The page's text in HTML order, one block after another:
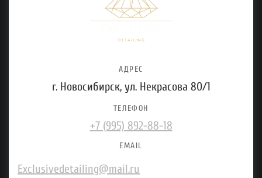
АДРЕС
г. Новосибирск, ул. Некрасова 80/1
ТЕЛЕФОН
+7 (995) 892-88-18
EMAIL
Exclusivedetailing@mail.ru